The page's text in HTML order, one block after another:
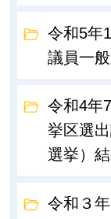
令和5年
議員一
令和4年
挙区選
選挙）
令和３